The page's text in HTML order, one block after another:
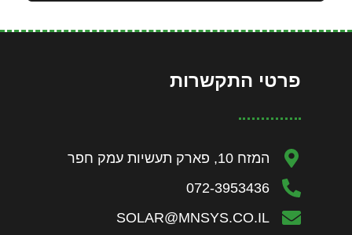
פרטי התקשרות
המזח 10, פארק תעשיות עמק חפר
072-3953436
SOLAR@MNSYS.CO.IL